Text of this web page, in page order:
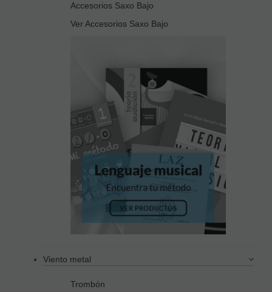
Accesorios Saxo Bajo
Ver Accesorios Saxo Bajo
Viento metal
Trombón